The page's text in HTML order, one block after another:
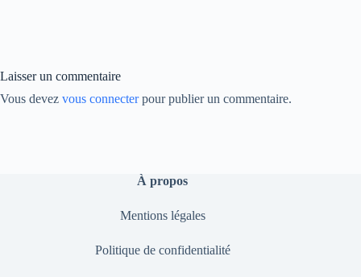
Laisser un commentaire
Vous devez vous connecterpour publier un commentaire.
À propos
Mentions légales
Politique de confidentialité